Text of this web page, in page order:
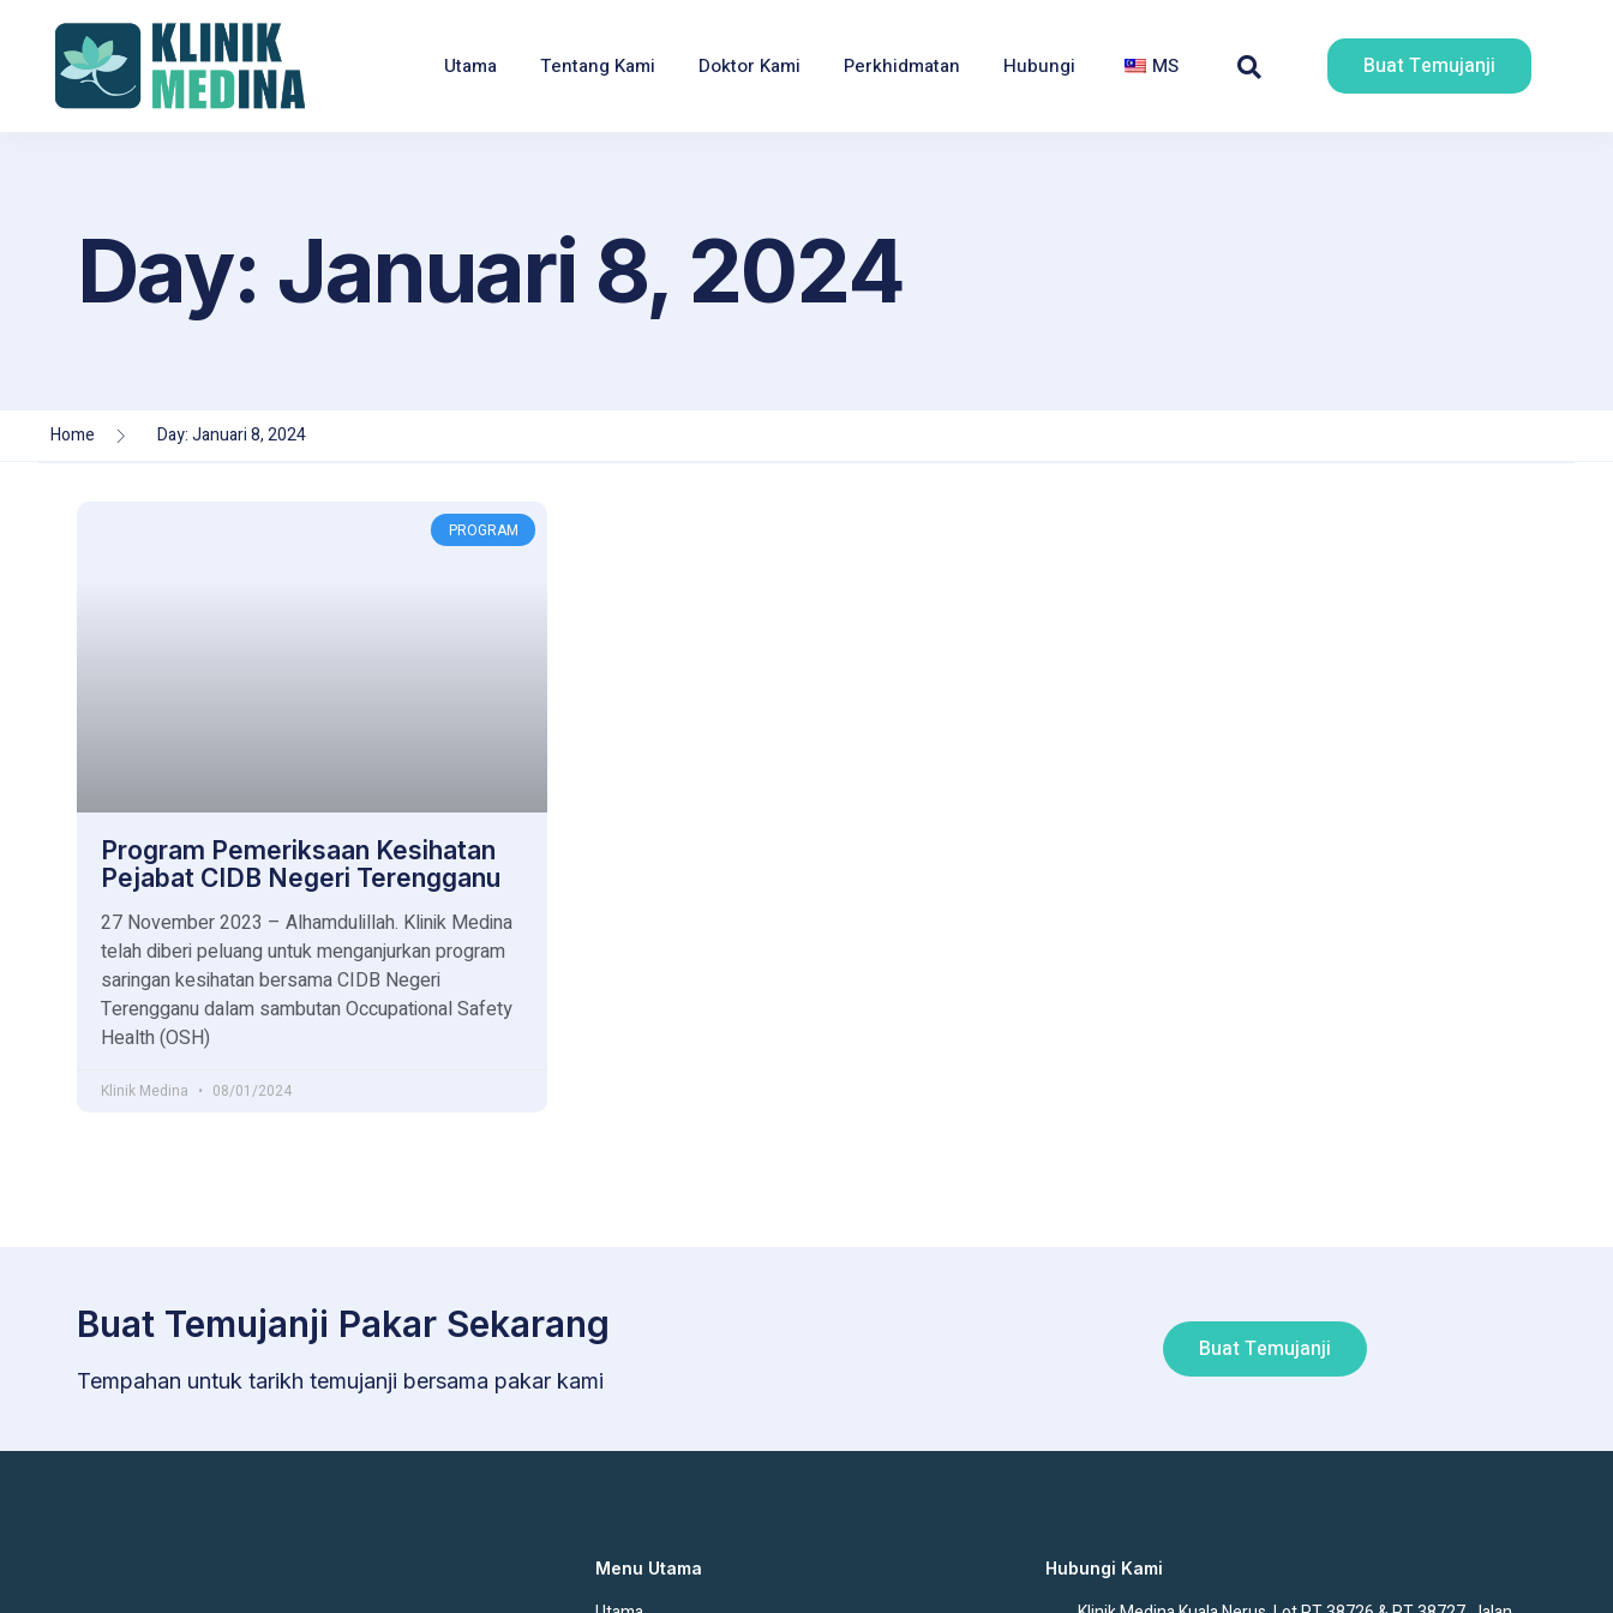
Utama Tentang Kami Doktor Kami Perkhidmatan Hubungi MS Buat Temujanji
Day: Januari 8, 2024
Home Day: Januari 8, 2024
PROGRAM
Program Pemeriksaan Kesihatan
Pejabat CIDB Negeri Terengganu
27 November 2023 – Alhamdulillah. Klinik Medina
telah diberi peluang untuk menganjurkan program
saringan kesihatan bersama CIDB Negeri
Terengganu dalam sambutan Occupational Safety
Health (OSH)
Klinik Medina 08/01/2024
Buat Temujanji Pakar Sekarang
Tempahan untuk tarikh temujanji bersama pakar kami
Buat Temujanji
Menu Utama Hubungi Kami